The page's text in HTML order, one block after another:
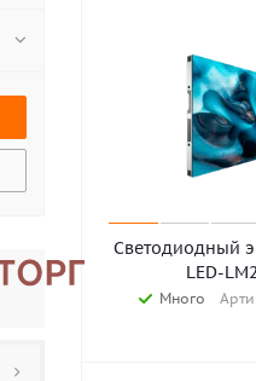
Светодиодный
LED-
Много